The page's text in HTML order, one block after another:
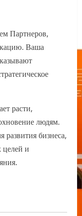
Партнеров,
Ваша
расти,
людям.
развития бизнеса,
и